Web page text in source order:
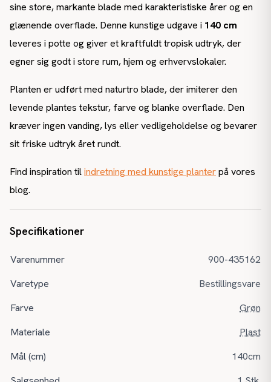
sine store, markante blade med karakteristiske årer og en
glænende overflade. Denne kunstige udgave i 140 cm
leveres i potte og giver et kraftfuldt tropisk udtryk, der
egner sig godt i store rum, hjem og erhvervslokaler.
Planten er udført med naturtro blade, der imiterer den
levende plantes tekstur, farve og blanke overflade. Den
kræver ingen vanding, lys eller vedligeholdelse og bevarer
sit friske udtryk året rundt.
Find inspiration tilindretning med kunstige planterpå vores
blog.
Specifikationer
Varenummer
900-435162
Varetype
Bestillingsvare
Farve
Grøn
Materiale
Plast
Mål (cm)
140cm